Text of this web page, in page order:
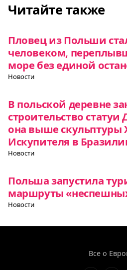
Читайте также
Пловец из Польши
человеком,
море без единой
Новости
В польской деревне
строительство
она выше скульптуры
Искупителя в
Новости
Польша запустила
маршруты
Новости
Все о